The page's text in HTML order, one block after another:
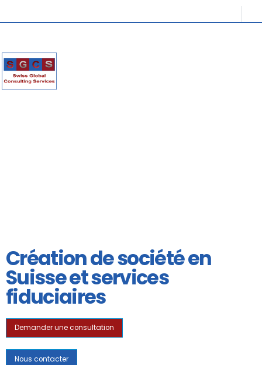
Création de société en
Suisse et services
fiduciaires
Demander une consultation
Nous contacter